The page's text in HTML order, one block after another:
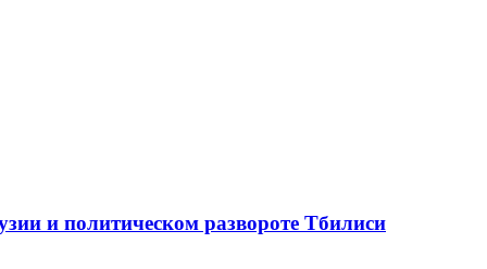
и политическом развороте Тбилиси